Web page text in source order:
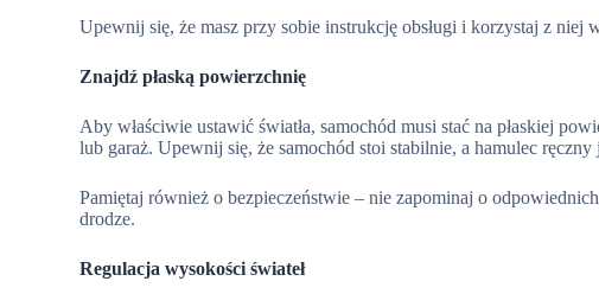
Upewnij się, że masz przy sobie instrukcję obsługi i korzystaj z niej
Znajdź płaską powierzchnię
Aby właściwie ustawić światła, samochód musi stać na płaskiej
lub garaż. Upewnij się, że samochód stoi stabilnie, a hamulec
Pamiętaj również o bezpieczeństwie – nie zapominaj o
drodze.
Regulacja wysokości świateł